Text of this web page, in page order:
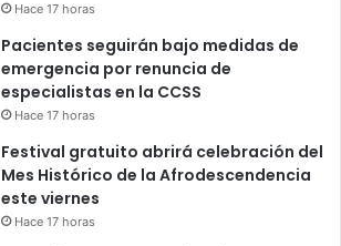
Hace 17 horas
Pacientes seguirán bajo medidas de
emergencia por renuncia de
especialistas en la CCSS
Hace 17 horas
Festival gratuito abrirá celebración del
Mes Histórico de la Afrodescendencia
este viernes
Hace 17 horas